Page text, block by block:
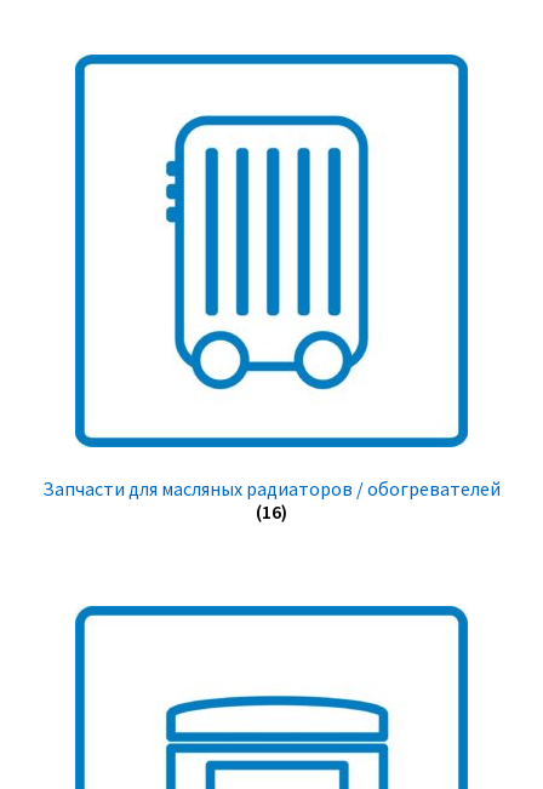
Запчасти для масляных радиаторов / обогревателей
(16)